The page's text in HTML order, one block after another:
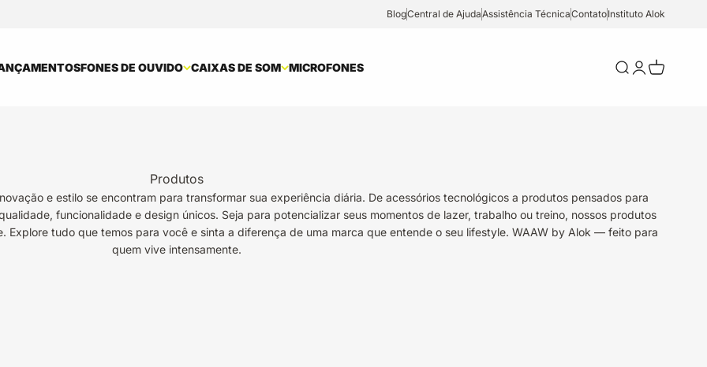
BlogCentral de AjudaAssistência TécnicaContatoInstituto Alok
FONES DE OUVIDO CAIXAS DE SOM MICROFONES Abrir pesquisa
AbrirAbrir
Produtos
e estilo se encontram para transformar sua experiência diária. De acessórios tecnológicos a produtos pensados para
funcionalidade e design únicos. Seja para potencializar seus momentos de lazer, trabalho ou treino, nossos produtos
Explore tudo que temos para você e sinta a diferença de uma marca que entende o seu lifestyle. WAAW by Alok — feito para
quem vive intensamente.